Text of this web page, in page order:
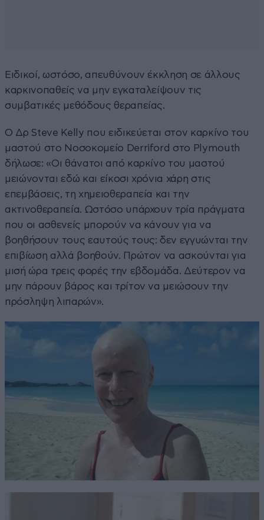
Ειδικοί, ωστόσο, απευθύνουν έκκληση σε άλλους
καρκινοπαθείς να μην εγκαταλείψουν τις
συμβατικές μεθόδους θεραπείας.
Ο Δρ Steve Kelly που ειδικεύεται στον καρκίνο του
μαστού στο Νοσοκομείο Derriford στο Plymouth
δήλωσε: «Οι θάνατοι από καρκίνο του μαστού
μειώνονται εδώ και είκοσι χρόνια χάρη στις
επεμβάσεις, τη χημειοθεραπεία και την
ακτινοθεραπεία. Ωστόσο υπάρχουν τρία πράγματα
που οι ασθενείς μπορούν να κάνουν για να
βοηθήσουν τους εαυτούς τους: δεν εγγυώνται την
επιβίωση αλλά βοηθούν. Πρώτον να ασκούνται για
μισή ώρα τρεις φορές την εβδομάδα. Δεύτερον να
μην πάρουν βάρος και τρίτον να μειώσουν την
πρόσληψη λιπαρών».